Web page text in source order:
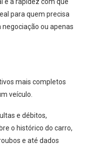
para quem precisa
ou apenas
mais completos
veículo.
e débitos,
o histórico do carro,
e até dados